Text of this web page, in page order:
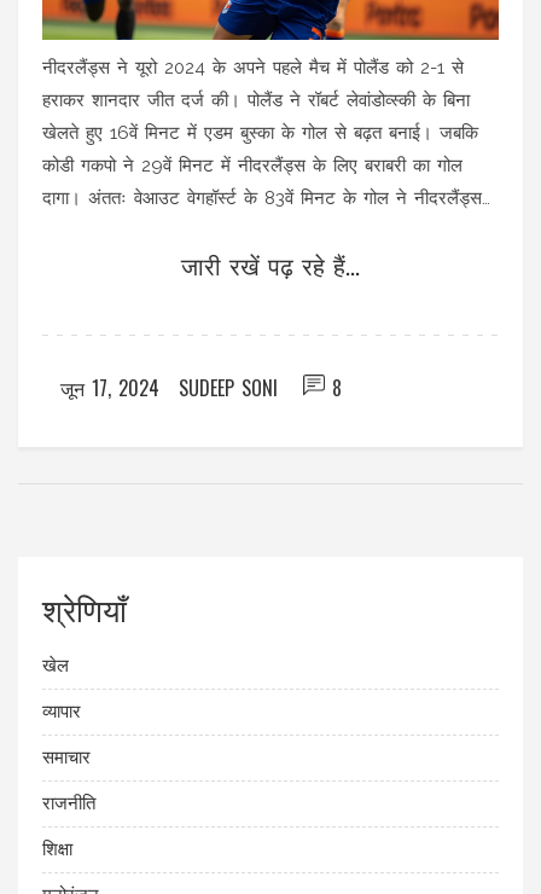
नीदरलैंड्स ने यूरो 2024 के अपने पहले मैच में पोलैंड को 2-1 से
हराकर शानदार जीत दर्ज की। पोलैंड ने रॉबर्ट लेवांडोव्स्की के बिना
खेलते हुए 16वें मिनट में एडम बुस्का के गोल से बढ़त बनाई। जबकि
कोडी गकपो ने 29वें मिनट में नीदरलैंड्स के लिए बराबरी का गोल
दागा। अंततः वेआउट वेगहॉर्स्ट के 83वें मिनट के गोल ने नीदरलैंड्स
जारी रखें पढ़ रहे हैं...
जून 17, 2024 SUDEEP SONI 8
श्रेणियाँ
खेल
व्यापार
समाचार
राजनीति
शिक्षा